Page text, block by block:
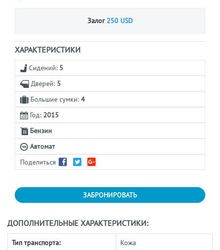
Залог 250 USD
ХАРАКТЕРИСТИКИ
Сидений: 5
Дверей: 5
Большие сумки: 4
Год: 2015
Бензин
Автомат
Поделиться
ЗАБРОНИРОВАТЬ
ДОПОЛНИТЕЛЬНЫЕ ХАРАКТЕРИСТИКИ:
Тип транспорта: Кожа